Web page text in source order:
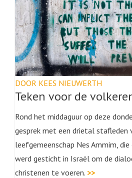
DOOR KEES NIEUWERTH
Teken voor de
Rond het middaguur op deze
gesprek met een drietal stafleden
leefgemeenschap Nes Ammim,
werd gesticht in Israël om de
christenen te voeren. >>